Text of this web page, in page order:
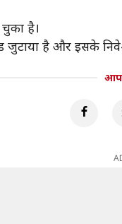
है।
है और इसके